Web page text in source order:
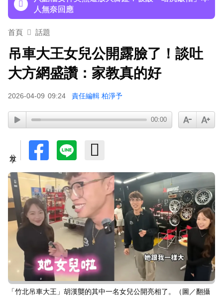
年保鮮秘訣曝
下載東森App，隨時掌握天下大小事！
吳東諺結婚10年超寵妻！「主動帶娃」羨煞人妻
女星 她認了：心很酸
首頁 話題
吊車大王女兒公開露臉了！談吐
大方網盛讚：家教真的好
2026-04-09 09:24 責任編輯 柏淨予
00:00
「竹北吊車大王」胡漢龑的其中一名女兒公開亮相了。（圖／翻攝